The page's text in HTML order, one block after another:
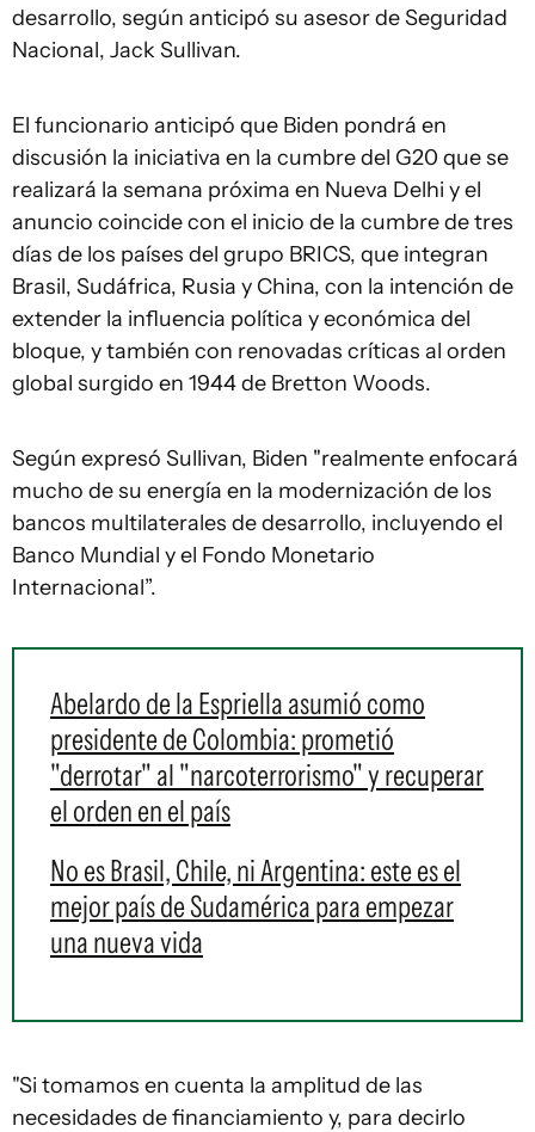
desarrollo, según anticipó su asesor de Seguridad
Nacional, Jack Sullivan.
El funcionario anticipó que Biden pondrá en
discusión la iniciativa en la cumbre del G20 que se
realizará la semana próxima en Nueva Delhi y el
anuncio coincide con el inicio de la cumbre de tres
días de los países del grupo BRICS, que integran
Brasil, Sudáfrica, Rusia y China, con la intención de
extender la influencia política y económica del
bloque, y también con renovadas críticas al orden
global surgido en 1944 de Bretton Woods.
Según expresó Sullivan, Biden "realmente enfocará
mucho de su energía en la modernización de los
bancos multilaterales de desarrollo, incluyendo el
Banco Mundial y el Fondo Monetario
Internacional”.
Abelardo de la Espriella asumió como
presidente de Colombia: prometió
"derrotar" al "narcoterrorismo" y recuperar
el orden en el país
No es Brasil, Chile, ni Argentina: este es el
mejor país de Sudamérica para empezar
una nueva vida
"Si tomamos en cuenta la amplitud de las
necesidades de financiamiento y, para decirlo